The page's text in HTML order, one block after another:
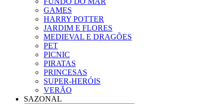
GAMES
HARRY POTTER
JARDIM E FLORES
MEDIEVAL E DRAGÕES
PET
PICNIC
PIRATAS
PRINCESAS
SUPER-HERÓIS
VERÃO
SAZONAL